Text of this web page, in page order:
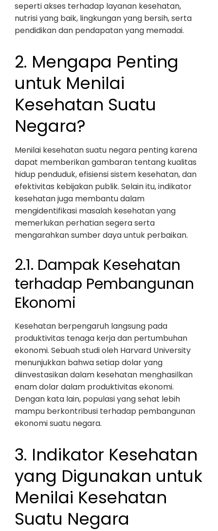
seperti akses terhadap layanan kesehatan,
nutrisi yang baik, lingkungan yang bersih, serta
pendidikan dan pendapatan yang memadai.
2. Mengapa Penting
untuk Menilai
Kesehatan Suatu
Negara?
Menilai kesehatan suatu negara penting karena
dapat memberikan gambaran tentang kualitas
hidup penduduk, efisiensi sistem kesehatan, dan
efektivitas kebijakan publik. Selain itu, indikator
kesehatan juga membantu dalam
mengidentifikasi masalah kesehatan yang
memerlukan perhatian segera serta
mengarahkan sumber daya untuk perbaikan.
2.1. Dampak Kesehatan
terhadap Pembangunan
Ekonomi
Kesehatan berpengaruh langsung pada
produktivitas tenaga kerja dan pertumbuhan
ekonomi. Sebuah studi oleh Harvard University
menunjukkan bahwa setiap dolar yang
diinvestasikan dalam kesehatan menghasilkan
enam dolar dalam produktivitas ekonomi.
Dengan kata lain, populasi yang sehat lebih
mampu berkontribusi terhadap pembangunan
ekonomi suatu negara.
3. Indikator Kesehatan
yang Digunakan untuk
Menilai Kesehatan
Suatu Negara